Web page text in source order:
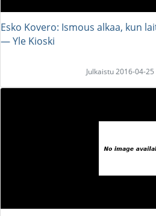
Esko Kovero: Ismous alkaa, kun
― Yle Kioski
Julkaistu 2016-04-